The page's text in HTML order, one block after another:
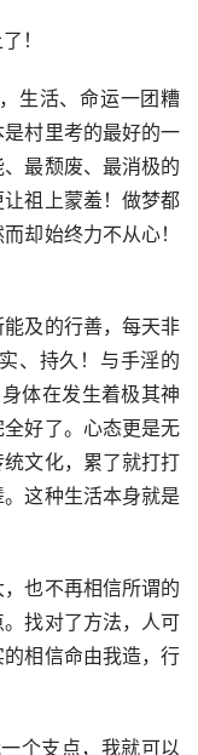
！
生活、命运一团糟
村里考的最好的一
最颓废、最消极的
祖上蒙羞！做梦都
却始终力不从心！
及的行善，每天非
、持久！与手淫的
体在发生着极其神
好了。心态更是无
文化，累了就打打
这种生活本身就是
也不再相信所谓的
找对了方法，人可
相信命由我造，行
个支点，我就可以